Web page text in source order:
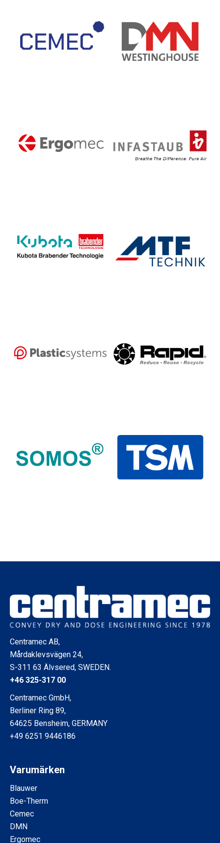
Centramec AB,
Mårdaklevsvägen 24,
S-311 63 Älvsered, SWEDEN.
+46 325-317 00
Centramec GmbH,
Berliner Ring 89,
64625 Bensheim, GERMANY
+49 6251 9446186
Varumärken
Blauwer
Boe-Therm
Cemec
DMN
Ergomec